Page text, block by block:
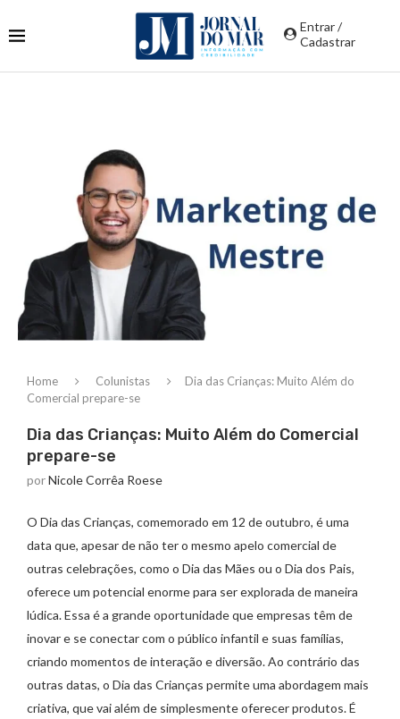
Entrar /
Cadastrar
Home Colunistas
Dia das Crianças: Muito Além do
Comercial prepare-se
Dia das Crianças: Muito Além do Comercial
prepare-se
porNicole Corrêa Roese
O Dia das Crianças, comemorado em 12 de outubro, é uma
data que, apesar de não ter o mesmo apelo comercial de
outras celebrações, como o Dia das Mães ou o Dia dos Pais,
oferece um potencial enorme para ser explorada de maneira
lúdica. Essa é a grande oportunidade que empresas têm de
inovar e se conectar com o público infantil e suas famílias,
criando momentos de interação e diversão. Ao contrário das
outras datas, o Dia das Crianças permite uma abordagem mais
criativa, que vai além de simplesmente oferecer produtos. É